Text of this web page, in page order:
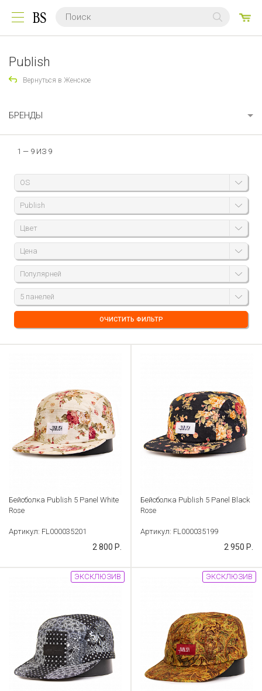
Publish
Вернуться в Женское
БРЕНДЫ
1 — 9 ИЗ 9
OS
Publish
Цвет
Цена
Популярней
5 панелей
ОЧИСТИТЬ ФИЛЬТР
Бейсболка Publish 5 Panel White
Rose
Артикул: FL000035201
2 800 Р.
Бейсболка Publish 5 Panel Black
Rose
Артикул: FL000035199
2 950 Р.
ЭКСКЛЮЗИВ ЭКСКЛЮЗИВ